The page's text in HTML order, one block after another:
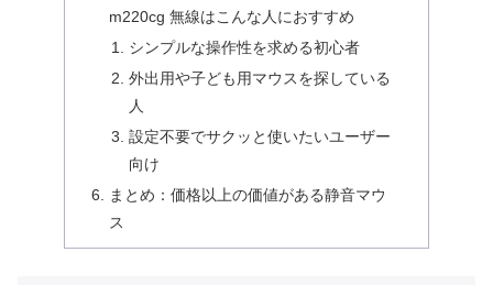
m220cg 無線はこんな人におすすめ
シンプルな操作性を求める初心者
外出用や子ども用マウスを探している
人
設定不要でサクッと使いたいユーザー
向け
まとめ：価格以上の価値がある静音マウ
ス